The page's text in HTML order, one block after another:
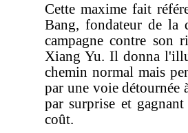
Cette maxime fait
Bang, fondateur de la
campagne contre son
Xiang Yu. Il donna
chemin normal mais
par une voie détournée
par surprise et
coût.